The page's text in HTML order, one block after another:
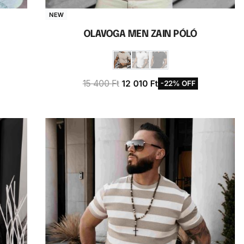
NEW
OLAVOGA MEN ZAIN PÓLÓ
15 400Ft 12 010 Ft -22% OFF